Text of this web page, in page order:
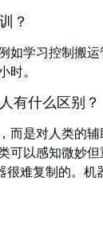
？
如学习控制搬
时。
有什么区别？
而是对人类的辅
可以感知微妙
难复制的。机